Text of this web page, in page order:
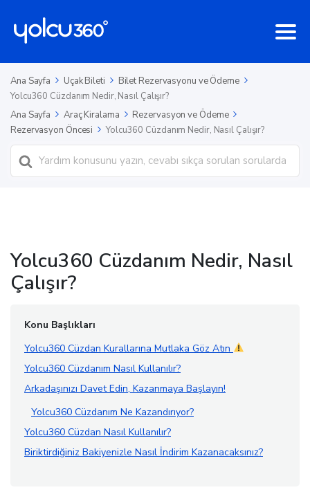
Ana Sayfa Uçak Bileti
Bilet Rezervasyonu ve Ödeme
Yolcu360 Cüzdanım Nedir, Nasıl Çalışır?
Ana Sayfa
Araç Kiralama
Rezervasyon ve Ödeme
Rezervasyon Öncesi
Yolcu360 Cüzdanım Nedir, Nasıl Çalışır?
Ara
Yolcu360 Cüzdanım Nedir, Nasıl
Çalışır?
Konu Başlıkları
Yolcu360 Cüzdan Kurallarına Mutlaka Göz Atın
Yolcu360 Cüzdanım Nasıl Kullanılır?
Arkadaşınızı Davet Edin, Kazanmaya Başlayın!
Yolcu360 Cüzdanım Ne Kazandırıyor?
Yolcu360 Cüzdan Nasıl Kullanılır?
Biriktirdiğiniz Bakiyenizle Nasıl İndirim Kazanacaksınız?